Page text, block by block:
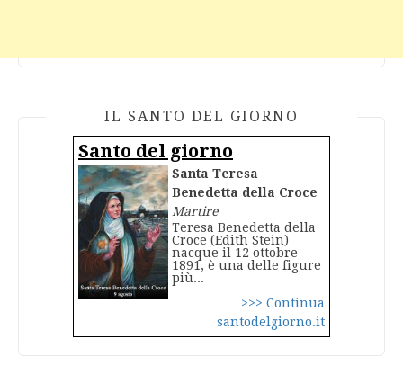
IL SANTO DEL GIORNO
Santo del giorno
Santa Teresa
Benedetta della Croce
Martire
Teresa Benedetta della
Croce (Edith Stein)
nacque il 12 ottobre
1891, è una delle figure
più...
>>> Continua
santodelgiorno.it